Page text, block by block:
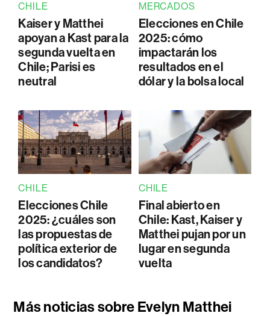
CHILE
Kaiser y Matthei
apoyan a Kast para la
segunda vuelta en
Chile; Parisi es
neutral
MERCADOS
Elecciones en Chile
2025: cómo
impactarán los
resultados en el
dólar y la bolsa local
CHILE
Elecciones Chile
2025: ¿cuáles son
las propuestas de
política exterior de
los candidatos?
CHILE
Final abierto en
Chile: Kast, Kaiser y
Matthei pujan por un
lugar en segunda
vuelta
Más noticias sobre Evelyn Matthei